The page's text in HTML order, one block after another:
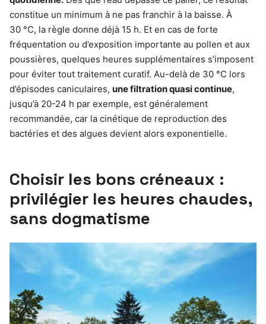
constitue un minimum à ne pas franchir à la baisse. À
30 °C, la règle donne déjà 15 h. Et en cas de forte
fréquentation ou d’exposition importante au pollen et aux
poussières, quelques heures supplémentaires s’imposent
pour éviter tout traitement curatif. Au-delà de 30 °C lors
d’épisodes caniculaires, une filtration quasi continue,
jusqu’à 20-24 h par exemple, est généralement
recommandée, car la cinétique de reproduction des
bactéries et des algues devient alors exponentielle.
Choisir les bons créneaux :
privilégier les heures chaudes,
sans dogmatisme